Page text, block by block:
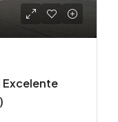
Excelente